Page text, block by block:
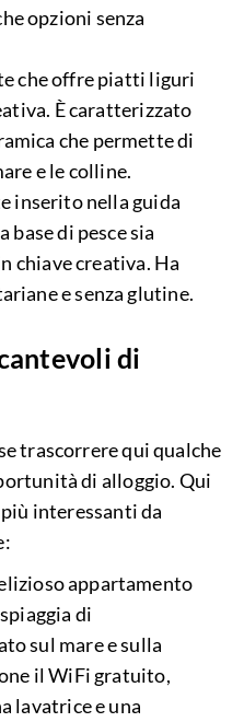
opzioni senza
che offre piatti liguri
È caratterizzato
che permette di
e le colline.
inserito nella guida
di pesce sia
chiave creativa. Ha
e senza glutine.
di
trascorrere qui qualche
di alloggio. Qui
interessanti da
appartamento
di
sul mare e sulla
il WiFi gratuito,
lavatrice e una